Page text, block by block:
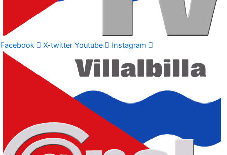
Facebook X-twitter Youtube Instagram